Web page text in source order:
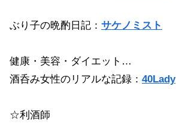
ぶり子の晩酌日記： サケノミスト
健康・美容・ダイエット…
酒呑み女性のリアルな記録： 40Lady
☆利酒師